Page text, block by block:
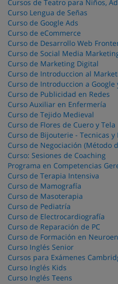
Cursos de Teatro para Niños,
Curso Lengua de Señas
Curso de Google Ads
Curso de eCommerce
Curso de Desarrollo Web
Curso de Social Media
Curso de Marketing Digital
Curso de Introduccion al
Curso de Introduccion a Google
Curso de Publicidad en Redes
Curso Auxiliar en Enfermería
Curso de Tejido Medieval
Curso de Flores de Cuero y Tela
Curso de Bijouterie - Tecnicas y
Curso de Negociación (Método
Curso: Sesiones de Coaching
Programa en Competencias
Curso de Terapia Intensiva
Curso de Mamografía
Curso de Masoterapia
Curso de Pediatría
Curso de Electrocardiografía
Curso de Reparación de PC
Curso de Formación en
Curso Inglés Senior
Cursos para Exámenes
Curso Inglés Kids
Curso Inglés Teens